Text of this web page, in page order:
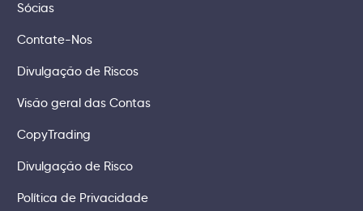
Sócias
Contate-Nos
Divulgação de Riscos
Visão geral das Contas
CopyTrading
Divulgação de Risco
Política de Privacidade